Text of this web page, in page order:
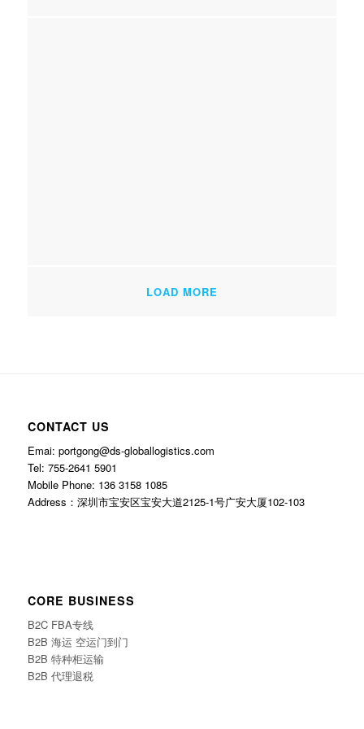
LOAD MORE
CONTACT US
Emai: portgong@ds-globallogistics.com
Tel: 755-2641 5901
Mobile Phone: 136 3158 1085
Address：深圳市宝安区宝安大道2125-1号广安大厦102-103
CORE BUSINESS
B2C FBA专线
B2B 海运 空运门到门
B2B 特种柜运输
B2B 代理退税